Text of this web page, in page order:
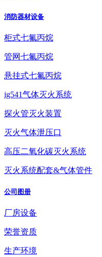
消防器材设备
柜式七氟丙烷
管网七氟丙烷
悬挂式七氟丙烷
ig541气体灭火系统
探火管灭火装置
灭火气体泄压口
高压二氧化碳灭火系统
灭火系统配套&气体管件
公司图册
厂房设备
荣誉资质
生产环境